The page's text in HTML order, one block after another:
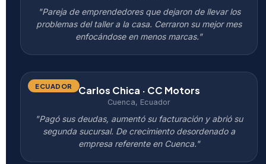
"Pareja de emprendedores que dejaron de llevar los
problemas del taller a la casa. Cerraron su mejor mes
enfocándose en menos marcas."
ECUADOR Carlos Chica · CC Motors
Cuenca, Ecuador
"Pagó sus deudas, aumentó su facturación y abrió su
segunda sucursal. De crecimiento desordenado a
empresa referente en Cuenca."